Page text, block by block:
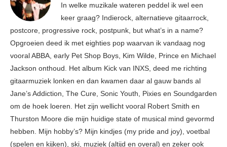
In welke muzikale wateren peddel ik wel een
keer graag? Indierock, alternatieve gitaarrock,
postcore, progressive rock, postpunk, but what’s in a name?
Opgroeien deed ik met eighties pop waarvan ik vandaag nog
vooral ABBA, early Pet Shop Boys, Kim Wilde, Prince en Michael
Jackson onthoud. Het album Kick van INXS, deed me richting
gitaarmuziek lonken en dan kwamen daar al gauw bands al
Jane’s Addiction, The Cure, Sonic Youth, Pixies en Soundgarden
om de hoek loeren. Het zijn wellicht vooral Robert Smith en
Thurston Moore die mijn huidige state of musical mind gevormd
hebben. Mijn hobby’s? Mijn kindjes (my pride and joy), voetbal
(spelen en kijken), ski, muziek (altijd en overal) en zeker ook